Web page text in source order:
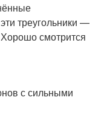
треугольники —
смотрится
с сильными